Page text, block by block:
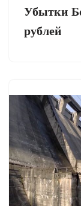
Убытки
рублей